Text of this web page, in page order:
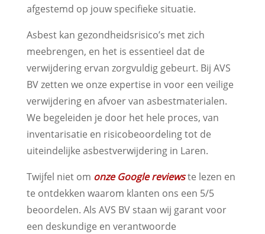
afgestemd op jouw specifieke situatie.
Asbest kan gezondheidsrisico’s met zich
meebrengen, en het is essentieel dat de
verwijdering ervan zorgvuldig gebeurt. Bij AVS
BV zetten we onze expertise in voor een veilige
verwijdering en afvoer van asbestmaterialen.
We begeleiden je door het hele proces, van
inventarisatie en risicobeoordeling tot de
uiteindelijke asbestverwijdering in Laren.
Twijfel niet om onze Google reviewste lezen en
te ontdekken waarom klanten ons een 5/5
beoordelen. Als AVS BV staan wij garant voor
een deskundige en verantwoorde